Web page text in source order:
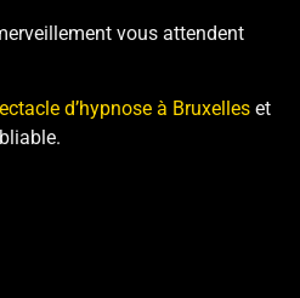
vous attendent
d’hypnose à Bruxelles et